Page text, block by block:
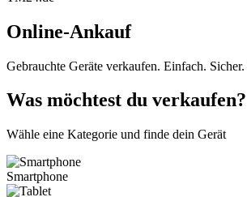
Online-Ankauf
Gebrauchte Geräte verkaufen. Einfach. Sicher.
Was möchtest du verkaufen?
Wähle eine Kategorie und finde dein Gerät
Smartphone